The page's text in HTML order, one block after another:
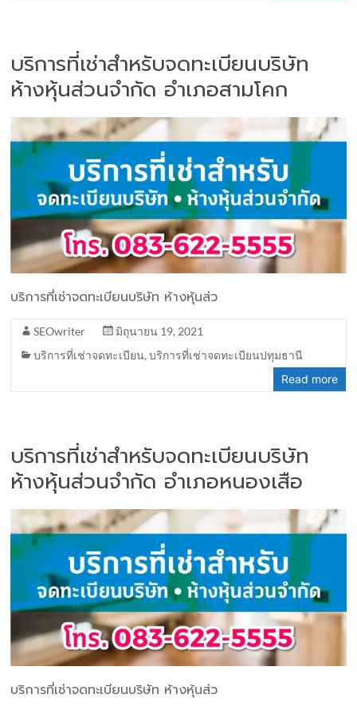
บริการที่เช่าสำหรับจดทะเบียนบริษัท
ห้างหุ้นส่วนจำกัด อำเภอสามโคก
บริการที่เช่าจดทะเบียนบริษัท ห้างหุ้นส่ว
SEOwriter
มิถุนายน 19, 2021
บริการที่เช่าจดทะเบียน,บริการที่เช่าจดทะเบียนปทุมธานี
Read more
บริการที่เช่าสำหรับจดทะเบียนบริษัท
ห้างหุ้นส่วนจำกัด อำเภอหนองเสือ
บริการที่เช่าจดทะเบียนบริษัท ห้างหุ้นส่ว